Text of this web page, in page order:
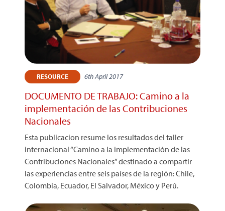
RESOURCE 6th April 2017
DOCUMENTO DE TRABAJO: Camino a la
implementación de las Contribuciones
Nacionales
Esta publicacion resume los resultados del taller
internacional “Camino a la implementación de las
Contribuciones Nacionales” destinado a compartir
las experiencias entre seis países de la región: Chile,
Colombia, Ecuador, El Salvador, México y Perú.